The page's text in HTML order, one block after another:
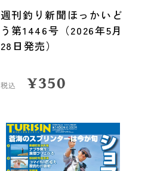
週刊釣り新聞ほっかいど
う第1446号（2026年5月
28日発売）
税込 ¥350